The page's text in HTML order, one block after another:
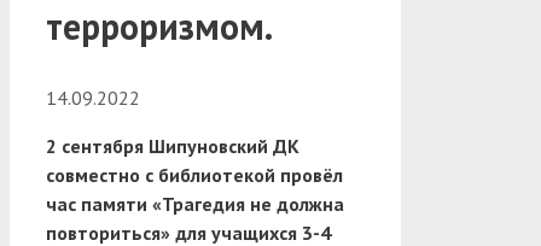
терроризмом.
14.09.2022
2 сентября Шипуновский ДК
совместно с библиотекой провёл
час памяти «Трагедия не должна
повториться» для учащихся 3-4